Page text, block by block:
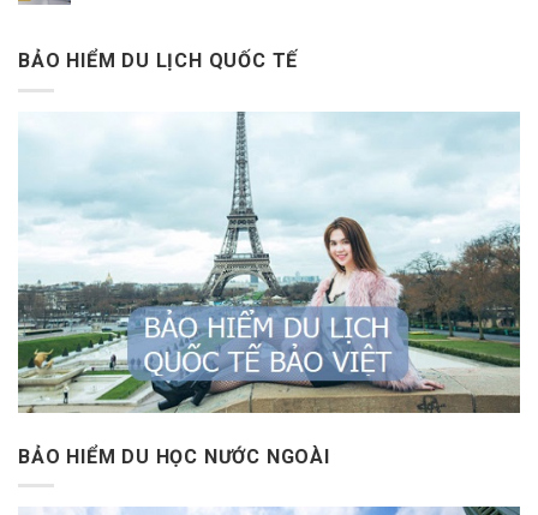
BẢO HIỂM DU LỊCH QUỐC TẾ
BẢO HIỂM DU HỌC NƯỚC NGOÀI